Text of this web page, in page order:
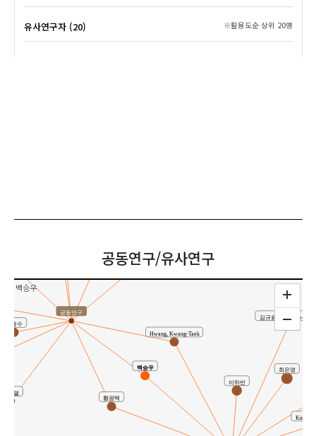
유사연구자 (20) ※활용도순 상위 20명
공동연구/유사연구
백승우
정종열
유동수
Hwang, Kwang-Taek
황광택
Kim, Ji-
김규용(Kim, Gyu-
이하빈
최은영
백승우
공동연구